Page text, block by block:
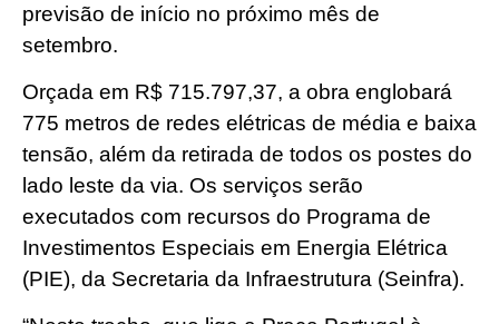
previsão de início no próximo mês de
setembro.
Orçada em R$ 715.797,37, a obra englobará
775 metros de redes elétricas de média e baixa
tensão, além da retirada de todos os postes do
lado leste da via. Os serviços serão
executados com recursos do Programa de
Investimentos Especiais em Energia Elétrica
(PIE), da Secretaria da Infraestrutura (Seinfra).